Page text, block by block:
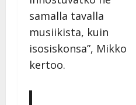
samalla tavalla
musiikista, kuin
isosiskonsa”, Mikko
kertoo.